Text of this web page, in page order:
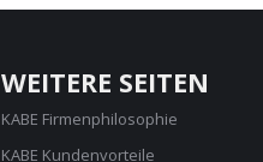
WEITERE SEITEN
KABE Firmenphilosophie
KABE Kundenvorteile